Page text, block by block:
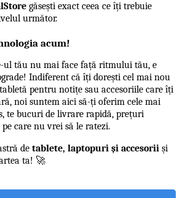
găsești exact ceea ce îți trebuie
următor.
acum!
ul tău nu mai face față ritmului tău, e
Indiferent că îți dorești cel mai nou
pentru notițe sau accesoriile care îți
noi suntem aici să-ți oferim cele mai
te bucuri de livrare rapidă, prețuri
care nu vrei să le ratezi.
de tablete, laptopuri și accesorii și
ta! 🚀